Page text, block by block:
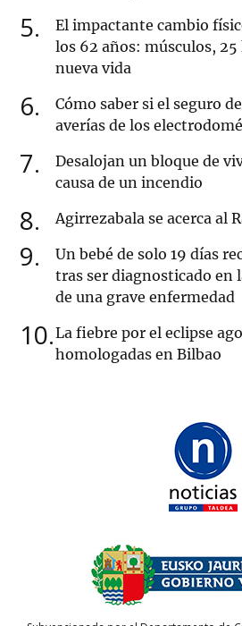
5
El impactante cambio
los 62 años: músculos,
nueva vida
6
Cómo saber si el seguro
averías de los
7
Desalojan un bloque de
causa de un incendio
8 Agirrezabala se acerca al
9
Un bebé de solo 19 días
tras ser diagnosticado en
de una grave enfermedad
10 La fiebre por el eclipse
homologadas en Bilbao